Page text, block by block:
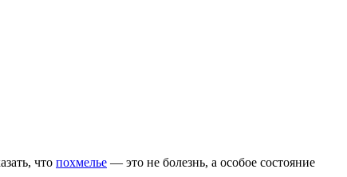
что похмелье — это не болезнь, а особое состояние